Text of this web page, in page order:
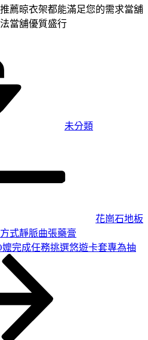
推薦晾衣架都能滿足您的需求當舖
當舖優質盛行
未分類
花崗石地板
式靜脈曲張藥膏
完成任務挑選悠遊卡套專為抽